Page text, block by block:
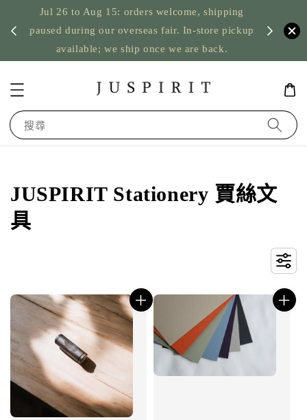
Jul 26 to Aug 15: orders welcome, shipping
paused during our overseas fair. In-store pickup
available; we ship once we are back.
US
搜尋
JUSPIRIT Stationery 賈絲文
具